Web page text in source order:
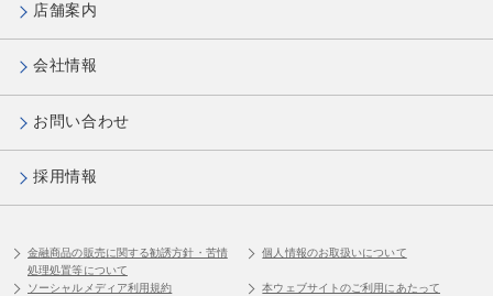
店舗案内
会社情報
お問い合わせ
採用情報
金融商品の販売に関する勧誘方針・苦情
処理処置等について
個人情報のお取扱いについて
ソーシャルメディア利用規約
本ウェブサイトのご利用にあたって